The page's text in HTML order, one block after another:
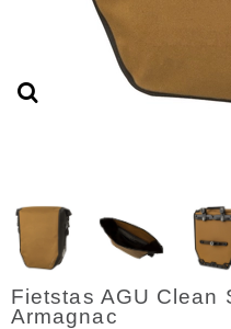
Fietstas AGU Clean
Armagnac